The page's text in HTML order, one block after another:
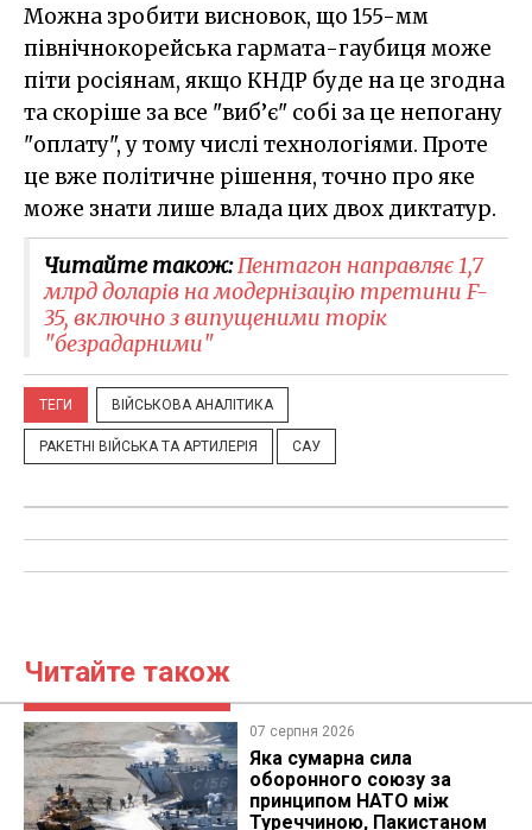
Можна зробити висновок, що 155-мм
північнокорейська гармата-гаубиця може
піти росіянам, якщо КНДР буде на це згодна
та скоріше за все "виб’є" собі за це непогану
"оплату", у тому числі технологіями. Проте
це вже політичне рішення, точно про яке
може знати лише влада цих двох диктатур.
Читайте також:Пентагон направляє 1,7
млрд доларів на модернізацію третини F-
35, включно з випущеними торік
"безрадарними"
ТЕГИ ВІЙСЬКОВА АНАЛІТИКА
РАКЕТНІ ВІЙСЬКА ТА АРТИЛЕРІЯ САУ
Читайте також
07 серпня 2026
Яка сумарна сила
оборонного союзу за
принципом НАТО між
Туреччиною, Пакистаном